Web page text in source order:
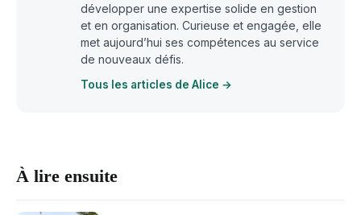
développer une expertise solide en gestion
et en organisation. Curieuse et engagée, elle
met aujourd’hui ses compétences au service
de nouveaux défis.
Tous les articles de Alice →
À lire ensuite